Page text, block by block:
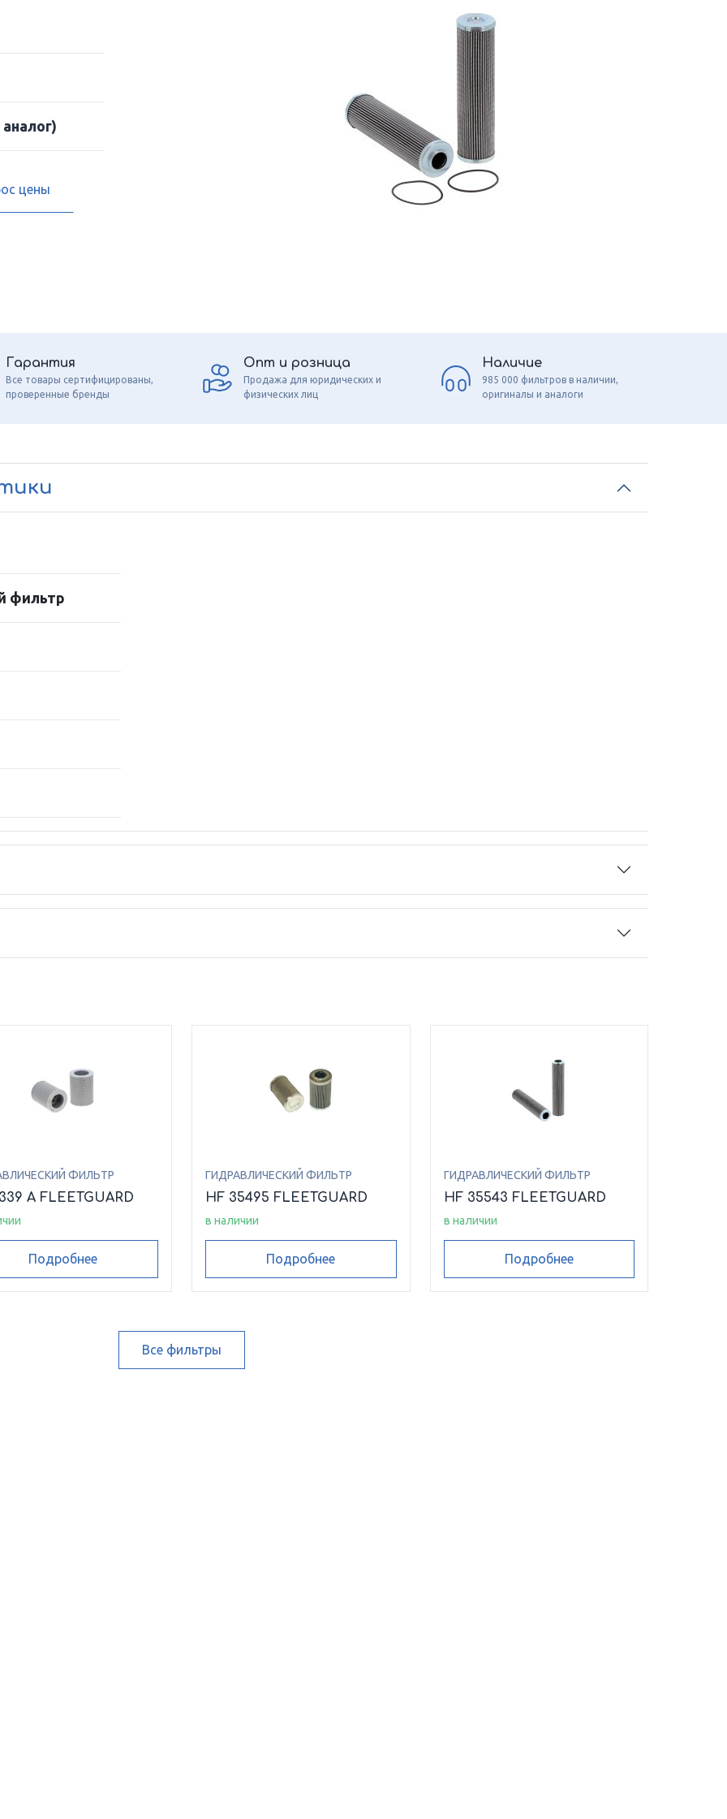
цены
Гарантия
Все товары сертифицированы,
проверенные бренды
Опт и розница
Продажа для юридических и
физических лиц
Наличие
985 000 фильтров в наличии,
оригиналы и аналоги
фильтр
ФИЛЬТР
A FLEETGUARD
Подробнее
ГИДРАВЛИЧЕСКИЙ ФИЛЬТР
HF 35495 FLEETGUARD
в наличии
Подробнее
ГИДРАВЛИЧЕСКИЙ ФИЛЬТР
HF 35543 FLEETGUARD
в наличии
Подробнее
Все фильтры